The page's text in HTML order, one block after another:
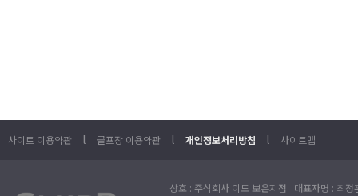
사이트 이용약관 l 골프장 이용약관 l 개인정보처리방침 l 사이트맵
상호 : 주식회사 이도 보은지점 대표자명 : 최